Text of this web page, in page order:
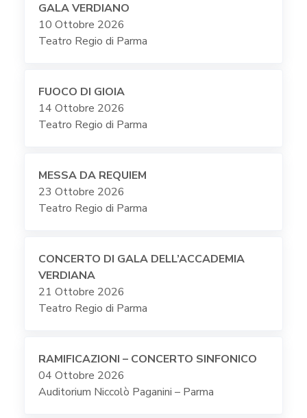
GALA VERDIANO
10 Ottobre 2026
Teatro Regio di Parma
FUOCO DI GIOIA
14 Ottobre 2026
Teatro Regio di Parma
MESSA DA REQUIEM
23 Ottobre 2026
Teatro Regio di Parma
CONCERTO DI GALA DELL’ACCADEMIA
VERDIANA
21 Ottobre 2026
Teatro Regio di Parma
RAMIFICAZIONI – CONCERTO SINFONICO
04 Ottobre 2026
Auditorium Niccolò Paganini – Parma